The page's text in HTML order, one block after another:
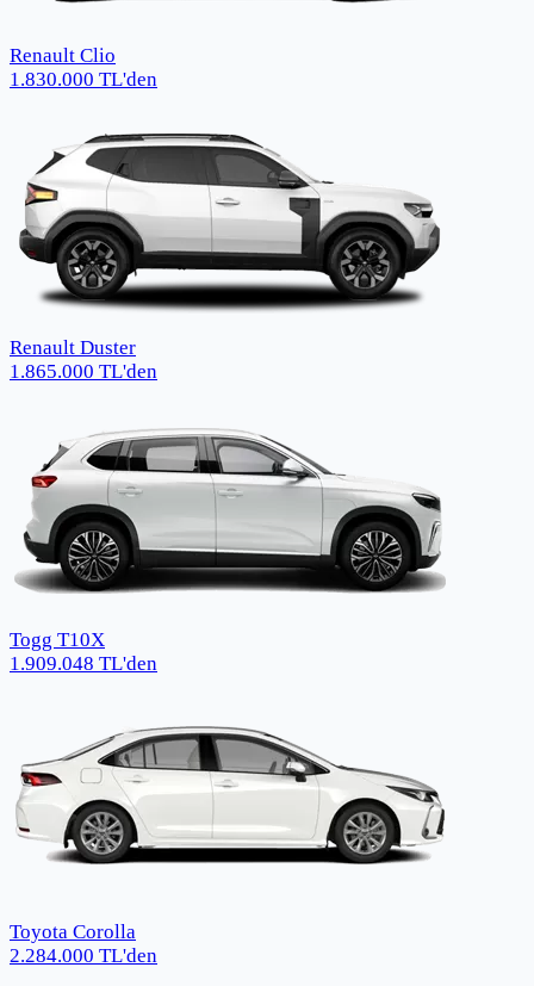
Renault Clio
1.830.000 TL'den
Renault Duster
1.865.000 TL'den
Togg T10X
1.909.048 TL'den
Toyota Corolla
2.284.000 TL'den